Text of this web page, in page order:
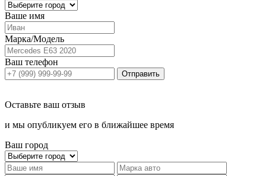
Ваше имя
Марка/Модель
Ваш телефон
Отправить
Оставьте ваш отзыв
и мы опубликуем его в ближайшее время
Ваш город